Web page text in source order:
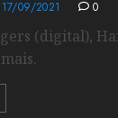
17/09/2021 0
(digital),